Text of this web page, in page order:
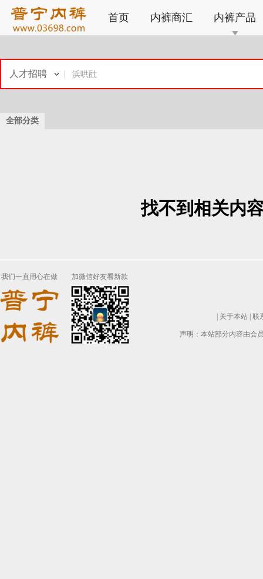
首页 内裤商汇 内裤产品
人才招聘
全部分类
找不到相关内
关于本站 联
声明：本站部分内容由会
我们一直用心在做 加微信好友看新款